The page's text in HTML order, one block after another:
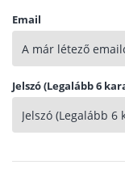
Email
Jelszó (Legalább 6